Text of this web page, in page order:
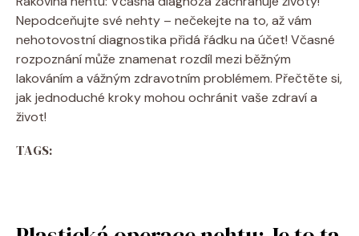
Nepodceňujte své nehty – nečekejte na to, až vám
nehotovostní diagnostika přidá řádku na účet! Včasné
rozpoznání může znamenat rozdíl mezi běžným
lakováním a vážným zdravotním problémem. Přečtěte si,
jak jednoduché kroky mohou ochránit vaše zdraví a
život!
TAGS: